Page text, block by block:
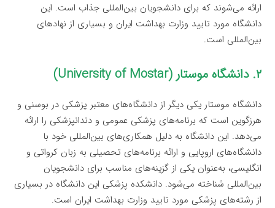
ارائه می‌شوند که برای دانشجویان بین‌المللی جذاب است. این
دانشگاه مورد تایید وزارت بهداشت ایران و بسیاری از نهادهای
بین‌المللی است.
۲. دانشگاه موستار (University of Mostar)
دانشگاه موستار یکی دیگر از دانشگاه‌های معتبر پزشکی در بوسنی و
هرزگوین است که برنامه‌های پزشکی عمومی و دندانپزشکی را ارائه
می‌دهد. این دانشگاه به دلیل همکاری‌های بین‌المللی خود با
دانشگاه‌های اروپایی و ارائه برنامه‌های تحصیلی به زبان کرواتی و
انگلیسی، به‌عنوان یکی از گزینه‌های مناسب برای دانشجویان
بین‌المللی شناخته می‌شود. دانشکده پزشکی این دانشگاه در بسیاری
از رشته‌های پزشکی مورد تایید وزارت بهداشت ایران است.